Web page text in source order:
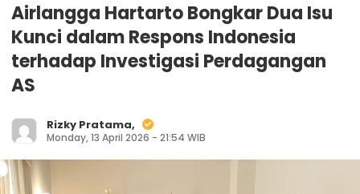
Airlangga Hartarto Bongkar Dua Isu
Kunci dalam Respons Indonesia
terhadap Investigasi Perdagangan
AS
Rizky Pratama,
Monday, 13 April 2026 - 21:54 WIB